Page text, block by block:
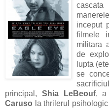
inceput
filmele
militara
de
lupta
se
principal, Shia LeBeouf, a
Caruso la thrilerul psihologic